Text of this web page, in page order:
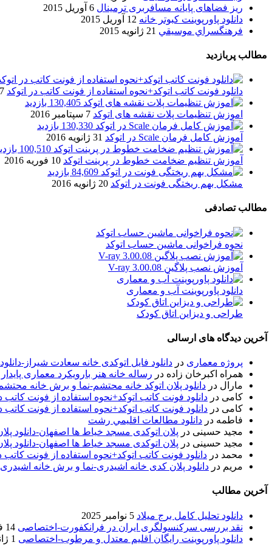
ریز فضاهای پایانه مسافربری ترمینال 6 آوریل 2015
دانلود پاورپوینت کبوتر خانه 12 آوریل 2015
فرهنگسراي موسيقي 21 ژانویه 2015
مطالب پربازدید
دانلود فونت کاتب اتوکد+نحوه استفاده از فونت کاتب در اتوکد 7 آگوست 2017
130,405 بازدید
اموزش تنظیمات پلات نقشه های اتوکد 7 سپتامبر 2016
130,330 بازدید
آموزش کامل فرمان Scale در اتوکد
31 ژانویه 2016
100,510 بازدید
آموزش تنظیم ضخامت خطوط در پرینت اتوکد 10 فوریه 2016
84,609 بازدید
مشکل بهم ریختگی فونت در اتوکد 20 ژانویه 2016
مطالب تصادفی
نحوه فراخوانی ماشین حساب اتوکد
آموزش نصب پلاگین V-ray 3.00.08
دانلود پاورپوینت آب و معماری
طراحی و دیزاین اتاق کودک
آخرین دیدگاه های ارسالی
پروژه معماری در دانلود فایل اتوکدی خانه سعادت شیراز-
همراه اکبرخان زاده در رساله خانه هنر بارویکرد معماری پایدار
مارال در دانلود پلان اتوکد خانه محتشم-نما و برش خانه
کامی در دانلود فونت کاتب اتوکد+نحوه استفاده از فونت کاتب
کامی در دانلود فونت کاتب اتوکد+نحوه استفاده از فونت کاتب
فاطمه در دانلود مطالعات اقليمي رشت
مجید حسینی در پلان اتوکدی مسجد خیاط ها اصفهان-دانلود
مجید حسینی در پلان اتوکدی مسجد خیاط ها اصفهان-دانلود
محمد در دانلود فونت کاتب اتوکد+نحوه استفاده از فونت کاتب
مریم در دانلود پلان کدی خانه اشیدری-نما و برش خانه
آخرین مطالب
دانلود تحلیل کامل برج میلاد 5 نوامبر 2025
نقد بررسی سرکنسولگری ایران در فرانکفورت-اختصاصی 14 فوریه 2020
دانلود پاورپوینت رایگان اقلیم معتدل و مرطوب-اختصاصی 1 ژانویه 2020